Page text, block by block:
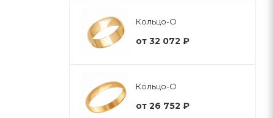
Кольцо-О
от 32 072 ₽
Кольцо-О
от 26 752 ₽